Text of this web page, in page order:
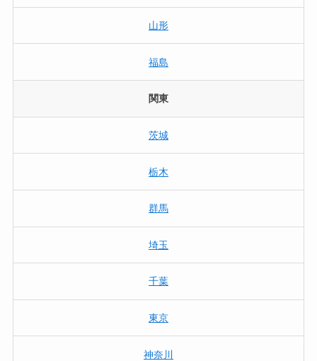
山形
福島
関東
茨城
栃木
群馬
埼玉
千葉
東京
神奈川